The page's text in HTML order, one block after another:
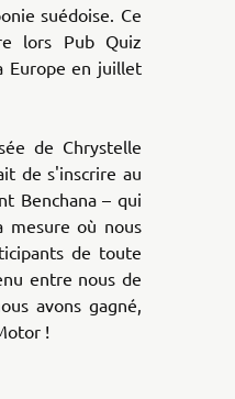
suédoise. Ce
lors Pub Quiz
Europe en juillet
de Chrystelle
de s'inscrire au
Benchana – qui
mesure où nous
de toute
entre nous de
avons gagné,
!